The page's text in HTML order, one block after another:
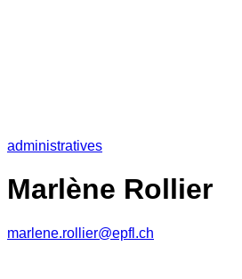
administratives
Marlène Rollier
marlene.rollier@epfl.ch